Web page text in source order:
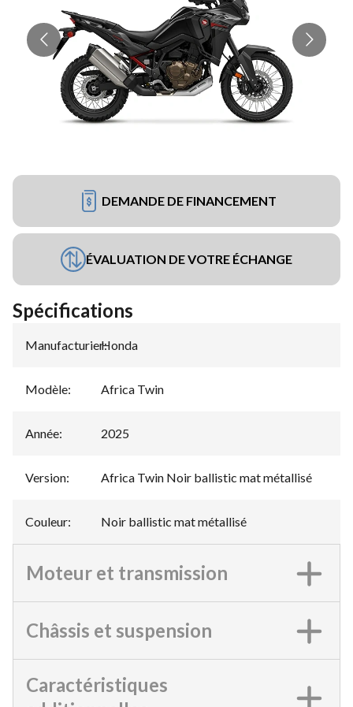
DEMANDE DE FINANCEMENT
ÉVALUATION DE VOTRE ÉCHANGE
Spécifications
Manufacturier:
Honda
Modèle: Africa Twin
Année: 2025
Version: Africa Twin Noir ballistic mat métallisé
Couleur: Noir ballistic mat métallisé
Moteur et transmission
Châssis et suspension
Caractéristiques